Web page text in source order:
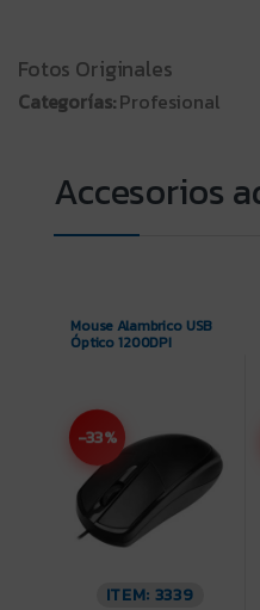
Fotos Originales
Categorías:Profesional
Mouse Alambrico USB
Óptico 1200DPI
-33%
ITEM: 3339